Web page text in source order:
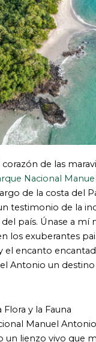
de las
Nacional
de la costa del
testimonio de la
país. Únase a mí
los exuberantes
el encanto
Antonio un destino
y la Fauna
Manuel
un lienzo vivo que